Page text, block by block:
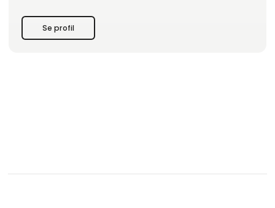
Se profil